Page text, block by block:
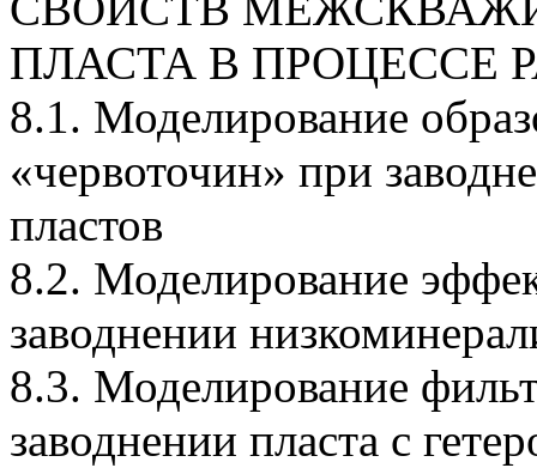
ПЛАСТА В ПРОЦЕССЕ
8.1. Моделирование
«червоточин» при
пластов
8.2. Моделирование
заводнении
8.3. Моделирование
заводнении пласта с